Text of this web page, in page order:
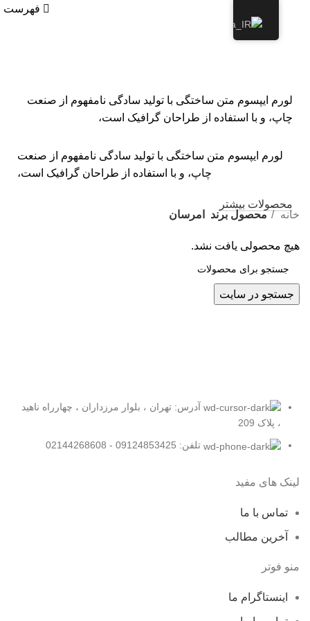
فهرست امرسان
لورم ایپسوم متن ساختگی با تولید سادگی نامفهوم از صنعت
چاپ، و با استفاده از طراحان گرافیک است،
لورم ایپسوم متن ساختگی با تولید سادگی نامفهوم از صنعت
چاپ، و با استفاده از طراحان گرافیک است،
محصولات بیشتر
خانه
محصول برند امرسان
هیچ محصولی یافت نشد.
جستجو در سایت
آدرس: تهران ، بلوار مرزداران ، چهارراه ناهید
، پلاک 209
تلفن: 09124853425 - 02144268608
لینک های مفید
تماس با ما
آخرین مطالب
منو فوتر
اینستاگرام ما